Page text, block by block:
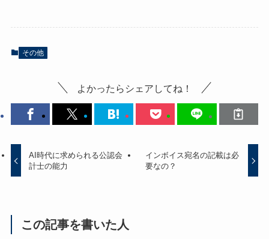
e
b
k
o
n
その他
よかったらシェアしてね！
AI時代に求められる公認会
計士の能力
インボイス宛名の記載は必
要なの？
この記事を書いた人